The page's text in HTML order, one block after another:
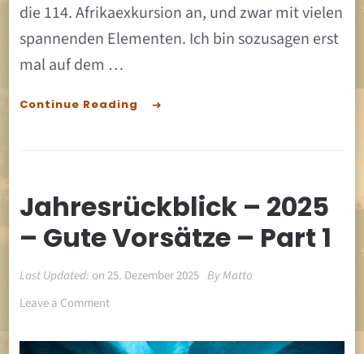
die 114. Afrikaexkursion an, und zwar mit vielen
spannenden Elementen. Ich bin sozusagen erst
mal auf dem …
Continue Reading
Jahresrückblick – 2025
– Gute Vorsätze – Part 1
Last Updated:on25. Dezember 2025 ByMatto
Leave a Commenton